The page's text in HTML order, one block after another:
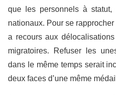
que les personnels à
nationaux. Pour se
a recours aux
migratoires. Refuser les
dans le même temps serait
deux faces d’une même